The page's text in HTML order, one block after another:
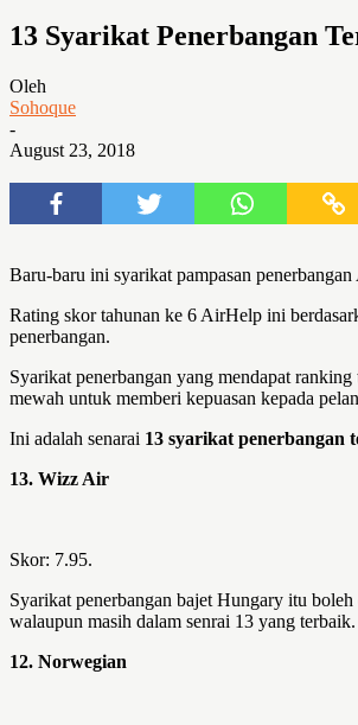
13 Syarikat Penerbangan
Oleh
Sohoque
-
August 23, 2018
Baru-baru ini syarikat pampasan
Rating skor tahunan ke 6 AirHelp ini
penerbangan.
Syarikat penerbangan yang mendapat
mewah untuk memberi kepuasan kepada
Ini adalah senarai 13 syarikat penerbangan
13. Wizz Air
Skor: 7.95.
Syarikat penerbangan bajet Hungary itu
walaupun masih dalam senrai 13 yang terbaik.
12. Norwegian